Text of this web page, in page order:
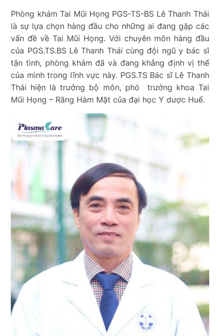
Phòng khám Tai Mũi Họng PGS-TS-BS Lê Thanh Thái
là sự lựa chọn hàng đầu cho những ai đang gặp các
vấn đề về Tai Mũi Họng. Với chuyên môn hàng đầu
của PGS.TS.BS Lê Thanh Thái cùng đội ngũ y bác sĩ
tận tình, phòng khám đã và đang khẳng định vị thế
của mình trong lĩnh vực này. PGS.TS Bác sĩ Lê Thanh
Thái hiện là trưởng bộ môn, phó trưởng khoa Tai
Mũi Họng – Răng Hàm Mặt của đại học Y dược Huế.